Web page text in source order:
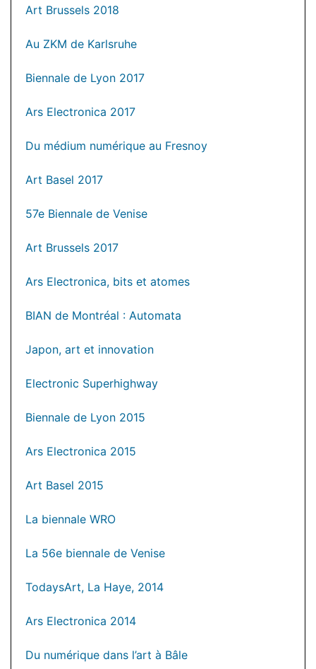
Art Brussels 2018
Au ZKM de Karlsruhe
Biennale de Lyon 2017
Ars Electronica 2017
Du médium numérique au Fresnoy
Art Basel 2017
57e Biennale de Venise
Art Brussels 2017
Ars Electronica, bits et atomes
BIAN de Montréal : Automata
Japon, art et innovation
Electronic Superhighway
Biennale de Lyon 2015
Ars Electronica 2015
Art Basel 2015
La biennale WRO
La 56e biennale de Venise
TodaysArt, La Haye, 2014
Ars Electronica 2014
Du numérique dans l’art à Bâle